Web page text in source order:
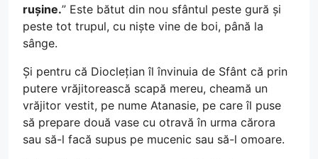
rușine.” Este bătut din nou sfântul peste gură și
peste tot trupul, cu niște vine de boi, până la
sânge.
Și pentru că Dioclețian îl învinuia de Sfânt că prin
putere vrăjitorească scapă mereu, cheamă un
vrăjitor vestit, pe nume Atanasie, pe care îl puse
să prepare două vase cu otravă în urma cărora
sau să-l facă supus pe mucenic sau să-l omoare.